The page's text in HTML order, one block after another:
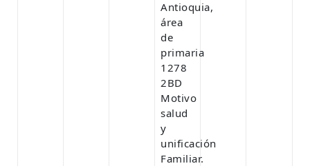
Antioquia,
área
de
primaria
1278
2BD
Motivo
salud
y
unificación
Familiar.